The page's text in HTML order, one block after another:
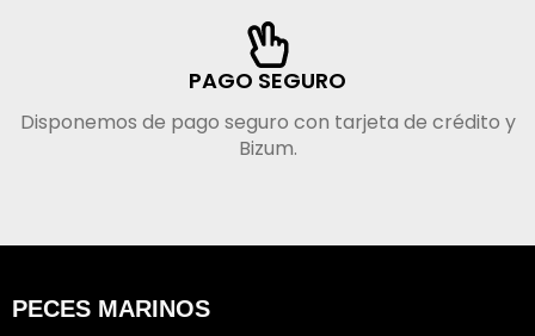
PAGO SEGURO
Disponemos de pago seguro con tarjeta de crédito y
Bizum.
PECES MARINOS